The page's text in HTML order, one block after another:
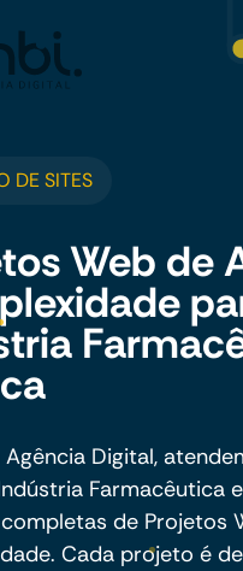
DE SITES
Web de
Agência Digital,
Farmacêutica
de Projetos
Cada projeto é